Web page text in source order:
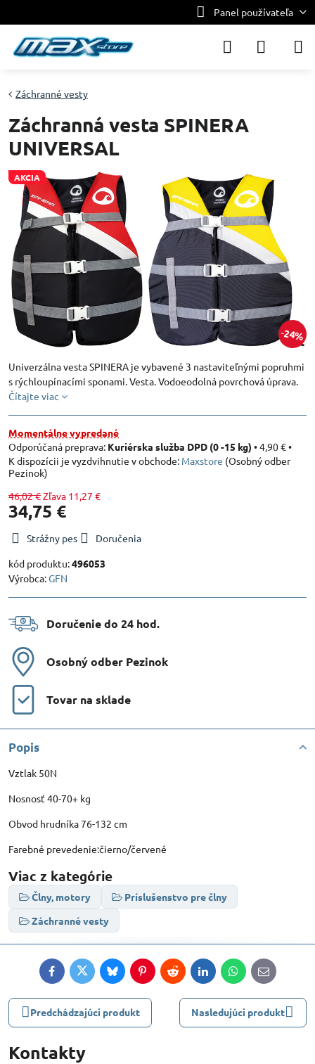
Panel používateľa
AKCIA
24%
Záchranné vesty
Záchranná vesta SPINERA
UNIVERSAL
Univerzálna vesta SPINERA je vybavené 3 nastaviteľnými popruhmi
s rýchloupínacími sponami. Vesta. Vodoeodolná povrchová úprava.
Čítajte viac
Momentálne vypredané
Kuriérska služba DPD (0 -15 kg) •4,90 €•
Maxstore (Osobný odber
Pezinok)
46,02 €Zľava 11,27 €
34,75 €
Strážny pes
Doručenia
kód produktu:496053
Výrobca:GFN
Doručenie do 24 hod​.
Osobný odber Pezinok
Tovar na sklade
Popis
Vztlak 50N
Nosnosť 40-70+ kg
Obvod hrudníka 76-132 cm
Farebné prevedenie:čierno/červené
Viac z kategórie
Člny, motory
Príslušenstvo pre člny
Záchranné vesty
FacebookTwitterBlueskyPinterestRedditLinkedInWhatsApp
E-
mail
Predchádzajúci produkt Nasledujúci produkt
Kontakty